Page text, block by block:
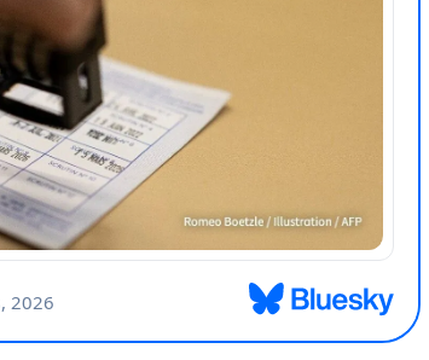
sélection
ME CONNECTER